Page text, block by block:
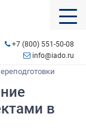
+7 (800) 551-50-08
info@iado.ru
в